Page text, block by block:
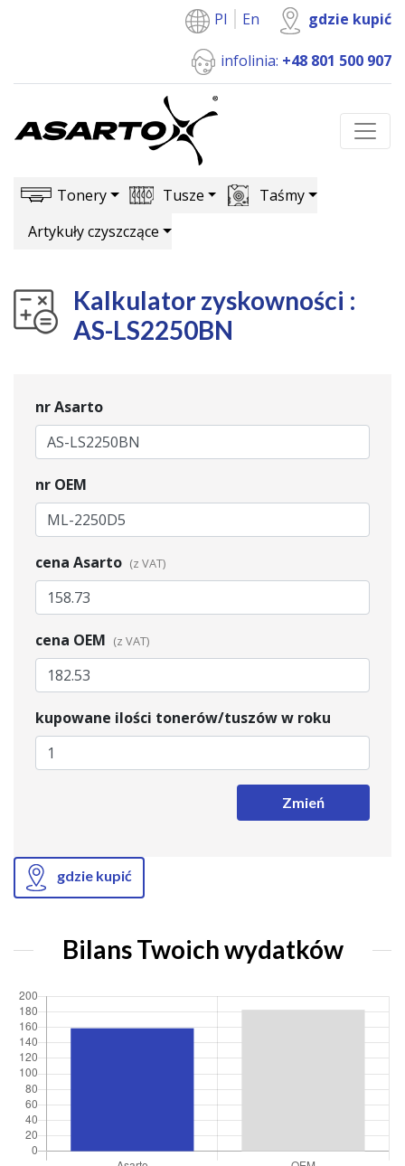
Pl En gdzie kupić
infolinia: +48 801 500 907
Tonery Tusze
Taśmy
Artykuły czyszczące
Kalkulator zyskowności :
AS-LS2250BN
nr Asarto
nr OEM
cena Asarto
cena OEM
kupowane ilości tonerów/tuszów w roku
Zmień
gdzie kupić
Bilans Twoich wydatków